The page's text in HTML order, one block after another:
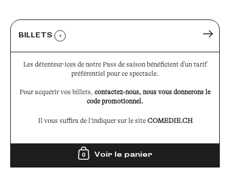
BILLETS ?
Les détenteur·ices de notre Pass de saison bénéficient d'un tarif
préférentiel pour ce spectacle.
Pour acquérir vos billets, contactez-nous, nous vous donnerons le
code promotionnel.
Il vous suffira de l’indiquer sur le site COMEDIE.CH
0 Voir le panier